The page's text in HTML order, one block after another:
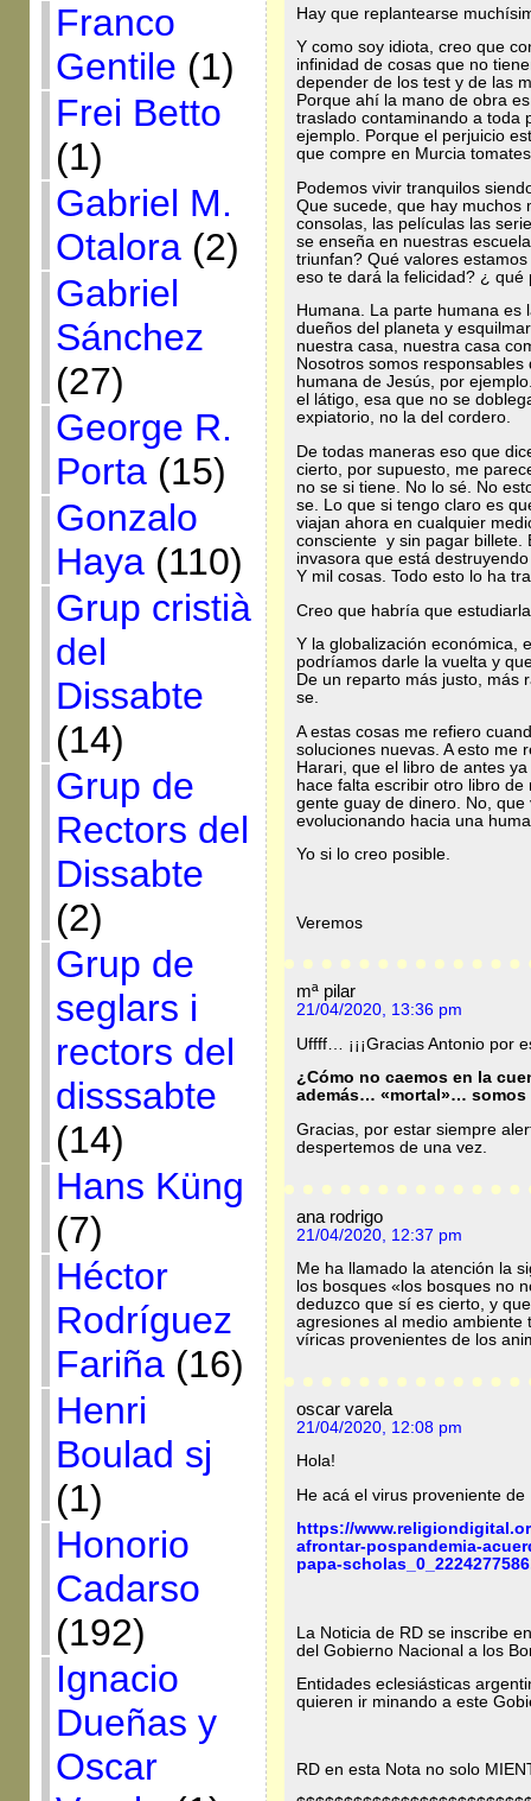
Franco
Gentile (1)
Frei Betto
(1)
Gabriel M.
Otalora(2)
Gabriel
Sánchez
(27)
George R.
Porta(15)
Gonzalo
Haya(110)
Grup cristià
del
Dissabte
(14)
Grup de
Rectors del
Dissabte
(2)
Grup de
seglars i
rectors del
disssabte
(14)
Hans Küng
(7)
Héctor
Rodríguez
Fariña(16)
Henri
Boulad sj
(1)
Honorio
Cadarso
(192)
Ignacio
Dueñas y
Oscar
Hay que replantearse
Y como soy idiota, creo que
infinidad de cosas que no
depender de los test y de las
Porque ahí la mano de obra
traslado contaminando a toda
ejemplo. Porque el perjuicio
que compre en Murcia
Podemos vivir tranquilos
Que sucede, que hay muchos
consolas, las películas las
se enseña en nuestras
triunfan? Qué valores
eso te dará la felicidad? ¿
Humana. La parte humana es
dueños del planeta y
nuestra casa, nuestra casa
Nosotros somos
humana de Jesús, por
el látigo, esa que no se
expiatorio, no la del cordero.
De todas maneras eso que
cierto, por supuesto, me
no se si tiene. No lo sé. No
se. Lo que si tengo claro es
viajan ahora en cualquier
consciente y sin pagar billete.
invasora que está
Y mil cosas. Todo esto lo ha
Creo que habría que
Y la globalización económica,
podríamos darle la vuelta y
De un reparto más justo, más
se.
A estas cosas me refiero
soluciones nuevas. A esto me
Harari, que el libro de antes
hace falta escribir otro libro
gente guay de dinero. No,
evolucionando hacia una
Yo si lo creo posible.
Veremos
mª pilar
21/04/2020, 13:36 pm
Uffff… ¡¡¡Gracias Antonio por
¿Cómo no caemos en la
además… «mortal»… somos
Gracias, por estar siempre
despertemos de una vez.
ana rodrigo
21/04/2020, 12:37 pm
Me ha llamado la atención la
los bosques «los bosques no
deduzco que sí es cierto, y
agresiones al medio ambiente
víricas provenientes de los
oscar varela
21/04/2020, 12:08 pm
Hola!
He acá el virus proveniente de
https://
afrontar-pospandemia-
papa-
La Noticia de RD se inscribe
del Gobierno Nacional a los
Entidades eclesiásticas
quieren ir minando a este
RD en esta Nota no solo